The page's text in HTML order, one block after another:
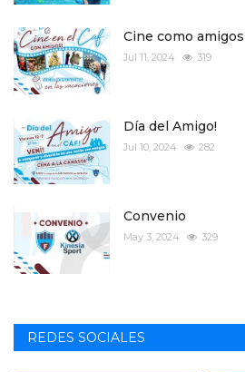
Cine como
Jul 11, 2024 319
Día del Amigo!
Jul 10, 2024 282
Convenio
May 3, 2024 329
REDES SOCIALES